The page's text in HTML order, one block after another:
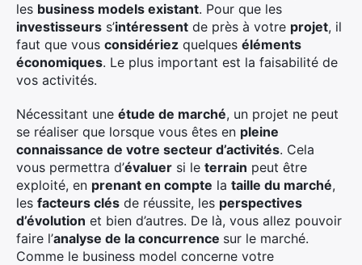
les business models existant. Pour que les
investisseurs s’intéressent de près à votre projet, il
faut que vous considériez quelques éléments
économiques. Le plus important est la faisabilité de
vos activités.
Nécessitant une étude de marché, un projet ne peut
se réaliser que lorsque vous êtes en pleine
connaissance de votre secteur d’activités. Cela
vous permettra d’évaluer si le terrain peut être
exploité, en prenant en compte la taille du marché,
les facteurs clés de réussite, les perspectives
d’évolution et bien d’autres. De là, vous allez pouvoir
faire l’analyse de la concurrence sur le marché.
Comme le business model concerne votre